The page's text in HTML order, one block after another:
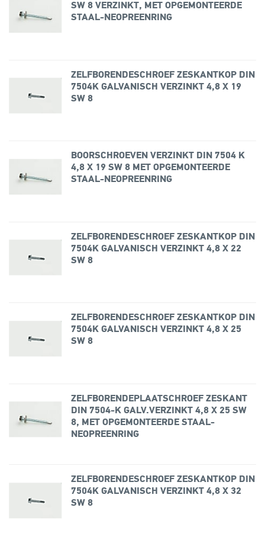
SW 8 VERZINKT, MET OPGEMONTEERDE
STAAL-NEOPREENRING
ZELFBORENDESCHROEF ZESKANTKOP DIN
7504K GALVANISCH VERZINKT 4,8 X 19
SW 8
BOORSCHROEVEN VERZINKT DIN 7504 K
4,8 X 19 SW 8 MET OPGEMONTEERDE
STAAL-NEOPREENRING
ZELFBORENDESCHROEF ZESKANTKOP DIN
7504K GALVANISCH VERZINKT 4,8 X 22
SW 8
ZELFBORENDESCHROEF ZESKANTKOP DIN
7504K GALVANISCH VERZINKT 4,8 X 25
SW 8
ZELFBORENDEPLAATSCHROEF ZESKANT
DIN 7504-K GALV.VERZINKT 4,8 X 25 SW
8, MET OPGEMONTEERDE STAAL-
NEOPREENRING
ZELFBORENDESCHROEF ZESKANTKOP DIN
7504K GALVANISCH VERZINKT 4,8 X 32
SW 8